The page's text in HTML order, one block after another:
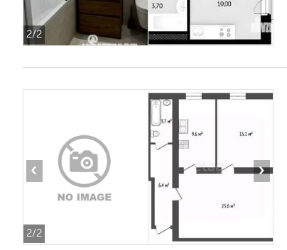
2/2
2/2
‹ ›